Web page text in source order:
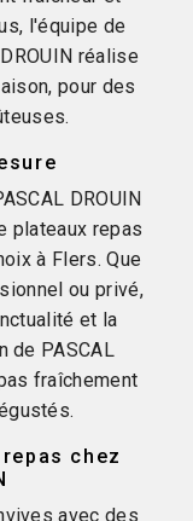
l'équipe de
réalise
pour des
DROUIN
plateaux repas
à Flers. Que
ou privé,
et la
de PASCAL
fraîchement
chez
avec des